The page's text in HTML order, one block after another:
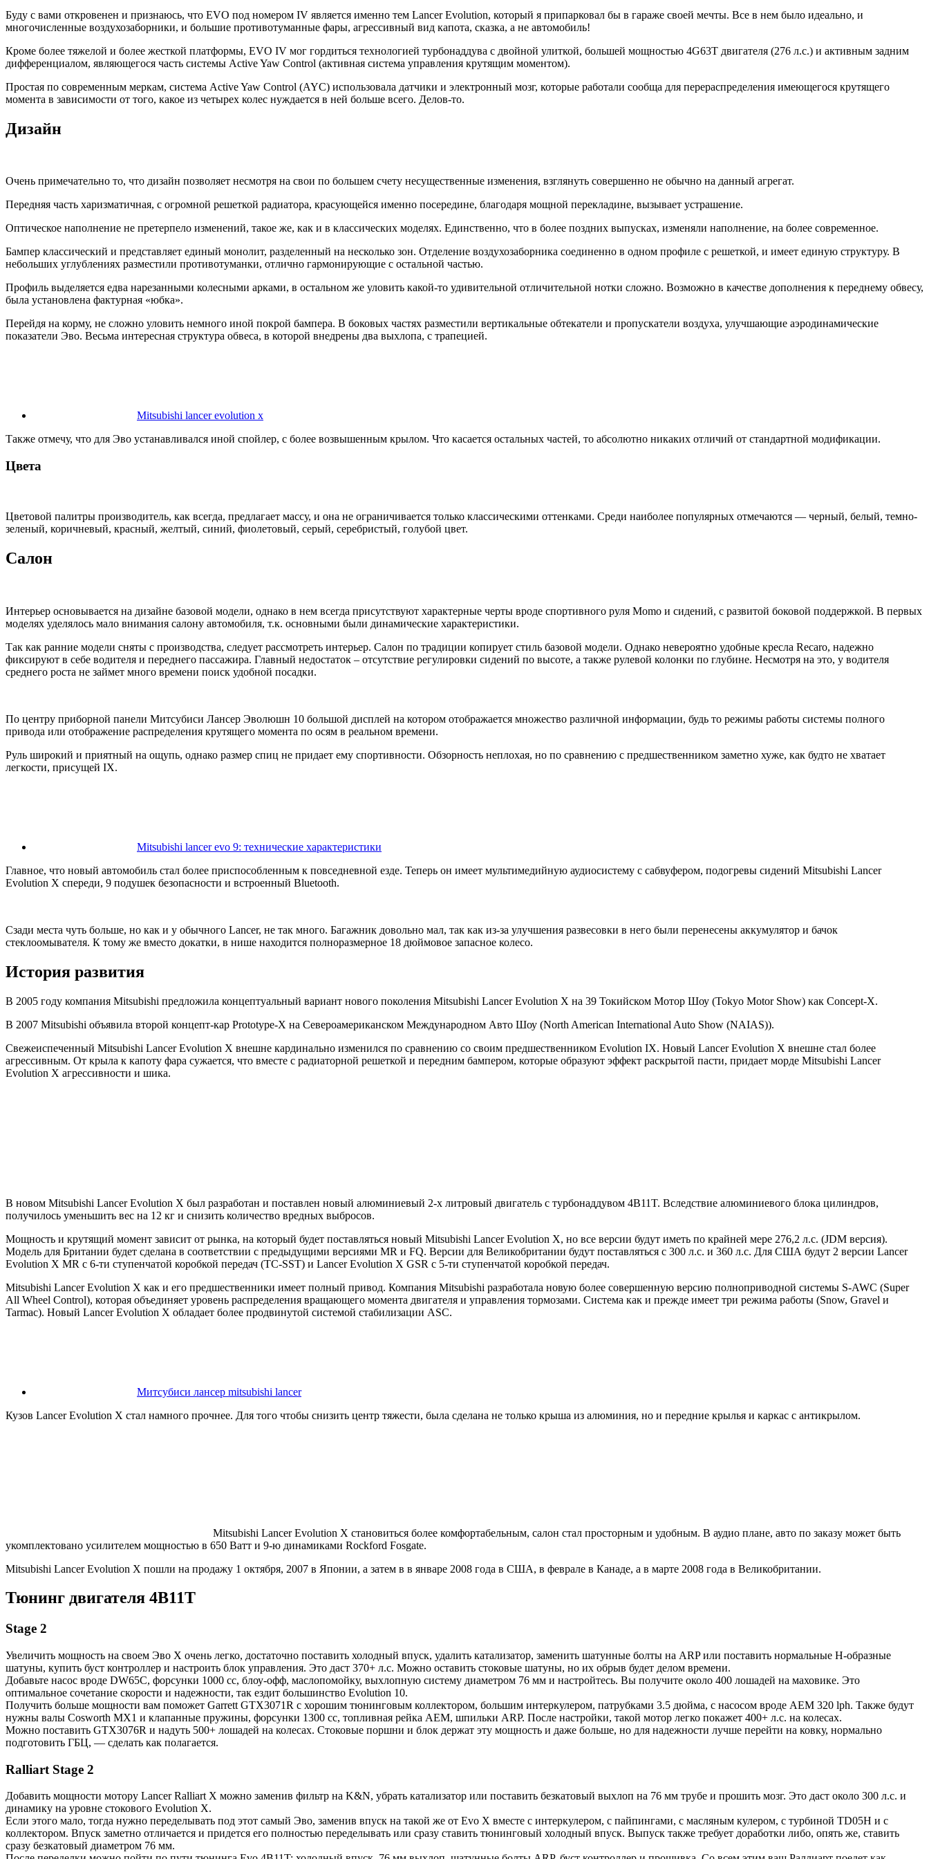
Буду с вами откровенен и признаюсь, что EVO под номером IV является именно тем Lancer Evolution, который я припарковал бы в гараже своей мечты. Все в нем было идеально, и
многочисленные воздухозаборники, и большие противотуманные фары, агрессивный вид капота, сказка, а не автомобиль!
Кроме более тяжелой и более жесткой платформы, EVO IV мог гордиться технологией турбонаддува с двойной улиткой, большей мощностью 4G63T двигателя (276 л.с.) и активным задним
дифференциалом, являющегося часть системы Active Yaw Control (активная система управления крутящим моментом).
Простая по современным меркам, система Active Yaw Control (AYC) использовала датчики и электронный мозг, которые работали сообща для перераспределения имеющегося крутящего
момента в зависимости от того, какое из четырех колес нуждается в ней больше всего. Делов-то.
Дизайн
Очень примечательно то, что дизайн позволяет несмотря на свои по большем счету несущественные изменения, взглянуть совершенно не обычно на данный агрегат.
Передняя часть харизматичная, с огромной решеткой радиатора, красующейся именно посередине, благодаря мощной перекладине, вызывает устрашение.
Оптическое наполнение не претерпело изменений, такое же, как и в классических моделях. Единственно, что в более поздних выпусках, изменяли наполнение, на более современное.
Бампер классический и представляет единый монолит, разделенный на несколько зон. Отделение воздухозаборника соединенно в одном профиле с решеткой, и имеет единую структуру. В
небольших углублениях разместили противотуманки, отлично гармонирующие с остальной частью.
Профиль выделяется едва нарезанными колесными арками, в остальном же уловить какой-то удивительной отличительной нотки сложно. Возможно в качестве дополнения к переднему обвесу,
была установлена фактурная «юбка».
Перейдя на корму, не сложно уловить немного иной покрой бампера. В боковых частях разместили вертикальные обтекатели и пропускатели воздуха, улучшающие аэродинамические
показатели Эво. Весьма интересная структура обвеса, в которой внедрены два выхлопа, с трапецией.
Mitsubishi lancer evolution x
Также отмечу, что для Эво устанавливался иной спойлер, с более возвышенным крылом. Что касается остальных частей, то абсолютно никаких отличий от стандартной модификации.
Цвета
Цветовой палитры производитель, как всегда, предлагает массу, и она не ограничивается только классическими оттенками. Среди наиболее популярных отмечаются — черный, белый, темно-
зеленый, коричневый, красный, желтый, синий, фиолетовый, серый, серебристый, голубой цвет.
Салон
Интерьер основывается на дизайне базовой модели, однако в нем всегда присутствуют характерные черты вроде спортивного руля Momo и сидений, с развитой боковой поддержкой. В первых
моделях уделялось мало внимания салону автомобиля, т.к. основными были динамические характеристики.
Так как ранние модели сняты с производства, следует рассмотреть интерьер. Салон по традиции копирует стиль базовой модели. Однако невероятно удобные кресла Recaro, надежно
фиксируют в себе водителя и переднего пассажира. Главный недостаток – отсутствие регулировки сидений по высоте, а также рулевой колонки по глубине. Несмотря на это, у водителя
среднего роста не займет много времени поиск удобной посадки.
По центру приборной панели Митсубиси Лансер Эволюшн 10 большой дисплей на котором отображается множество различной информации, будь то режимы работы системы полного
привода или отображение распределения крутящего момента по осям в реальном времени.
Руль широкий и приятный на ощупь, однако размер спиц не придает ему спортивности. Обзорность неплохая, но по сравнению с предшественником заметно хуже, как будто не хватает
легкости, присущей IX.
Mitsubishi lancer evo 9: технические характеристики
Главное, что новый автомобиль стал более приспособленным к повседневной езде. Теперь он имеет мультимедийную аудиосистему с сабвуфером, подогревы сидений Mitsubishi Lancer
Evolution X спереди, 9 подушек безопасности и встроенный Bluetooth.
Сзади места чуть больше, но как и у обычного Lancer, не так много. Багажник довольно мал, так как из-за улучшения развесовки в него были перенесены аккумулятор и бачок
стеклоомывателя. К тому же вместо докатки, в нише находится полноразмерное 18 дюймовое запасное колесо.
История развития
В 2005 году компания Mitsubishi предложила концептуальный вариант нового поколения Mitsubishi Lancer Evolution X на 39 Токийском Мотор Шоу (Tokyo Motor Show) как Concept-X.
В 2007 Mitsubishi объявила второй концепт-кар Prototype-X на Североамериканском Международном Авто Шоу (North American International Auto Show (NAIAS)).
Свежеиспеченный Mitsubishi Lancer Evolution X внешне кардинально изменился по сравнению со своим предшественником Evolution IX. Новый Lancer Evolution X внешне стал более
агрессивным. От крыла к капоту фара сужается, что вместе с радиаторной решеткой и передним бампером, которые образуют эффект раскрытой пасти, придает морде Mitsubishi Lancer
Evolution X агрессивности и шика.
В новом Mitsubishi Lancer Evolution X был разработан и поставлен новый алюминиевый 2-х литровый двигатель с турбонаддувом 4B11T. Вследствие алюминиевого блока цилиндров,
получилось уменьшить вес на 12 кг и снизить количество вредных выбросов.
Мощность и крутящий момент зависит от рынка, на который будет поставляться новый Mitsubishi Lancer Evolution X, но все версии будут иметь по крайней мере 276,2 л.с. (JDM версия).
Модель для Британии будет сделана в соответствии с предыдущими версиями MR и FQ. Версии для Великобритании будут поставляться с 300 л.с. и 360 л.с. Для США будут 2 версии Lancer
Evolution X MR c 6-ти ступенчатой коробкой передач (TC-SST) и Lancer Evolution X GSR с 5-ти ступенчатой коробкой передач.
Mitsubishi Lancer Evolution X как и его предшественники имеет полный привод. Компания Mitsubishi разработала новую более совершенную версию полноприводной системы S-AWC (Super
All Wheel Control), которая объединяет уровень распределения вращающего момента двигателя и управления тормозами. Система как и прежде имеет три режима работы (Snow, Gravel и
Tarmac). Новый Lancer Evolution X обладает более продвинутой системой стабилизации ASC.
Митсубиси лансер mitsubishi lancer
Кузов Lancer Evolution X стал намного прочнее. Для того чтобы снизить центр тяжести, была сделана не только крыша из алюминия, но и передние крылья и каркас с антикрылом.
Mitsubishi Lancer Evolution X становиться более комфортабельным, салон стал просторным и удобным. В аудио плане, авто по заказу может быть
укомплектовано усилителем мощностью в 650 Ватт и 9-ю динамиками Rockford Fosgate.
Mitsubishi Lancer Evolution X пошли на продажу 1 октября, 2007 в Японии, а затем в в январе 2008 года в США, в феврале в Канаде, а в марте 2008 года в Великобритании.
Тюнинг двигателя 4B11T
Stage 2
Увеличить мощность на своем Эво Х очень легко, достаточно поставить холодный впуск, удалить катализатор, заменить шатунные болты на ARP или поставить нормальные Н-образные
шатуны, купить буст контроллер и настроить блок управления. Это даст 370+ л.с. Можно оставить стоковые шатуны, но их обрыв будет делом времени.
Добавьте насос вроде DW65C, форсунки 1000 сс, блоу-офф, маслопомойку, выхлопную систему диаметром 76 мм и настройтесь. Вы получите около 400 лошадей на маховике. Это
оптимальное сочетание скорости и надежности, так ездит большинство Evolution 10.
Получить больше мощности вам поможет Garrett GTX3071R с хорошим тюнинговым коллектором, большим интеркулером, патрубками 3.5 дюйма, с насосом вроде AEM 320 lph. Также будут
нужны валы Cosworth MX1 и клапанные пружины, форсунки 1300 сс, топливная рейка AEM, шпильки ARP. После настройки, такой мотор легко покажет 400+ л.с. на колесах.
Можно поставить GTX3076R и надуть 500+ лошадей на колесах. Стоковые поршни и блок держат эту мощность и даже больше, но для надежности лучше перейти на ковку, нормально
подготовить ГБЦ, — сделать как полагается.
Ralliart Stage 2
Добавить мощности мотору Lancer Ralliart X можно заменив фильтр на K&N, убрать катализатор или поставить безкатовый выхлоп на 76 мм трубе и прошить мозг. Это даст около 300 л.с. и
динамику на уровне стокового Evolution X.
Если этого мало, тогда нужно переделывать под этот самый Эво, заменив впуск на такой же от Evo X вместе с интеркулером, с пайпингами, с масляным кулером, с турбиной TD05H и с
коллектором. Впуск заметно отличается и придется его полностью переделывать или сразу ставить тюнинговый холодный впуск. Выпуск также требует доработки либо, опять же, ставить
сразу безкатовый диаметром 76 мм.